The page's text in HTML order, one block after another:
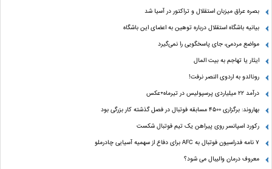
بصره عراق میزبان استقلال و تراکتور در آسیا شد
بیانیه باشگاه استقلال درباره توهین به اعضای این باشگاه
مواضع مردمی، جای پاسخگویی را نمی‌گیرد
ایثار یا تهاجم به بیت المال
رونالدو به اردوی النصر نرفت!
درآمد ۲۲ میلیاردی پرسپولیس در تیرماه+عکس
بهاروند: برگزاری ۴۵۰۰ مسابقه فوتبال در فصل گذشته کار بزرگی بود
رکورد اسپانسر روی پیراهن یک تیم فوتبال شکست
۷ نامه فدراسیون فوتبال به AFC برای دفاع از سهمیه آسیایی چادرملو
معروف درمان والیبال می شود؟